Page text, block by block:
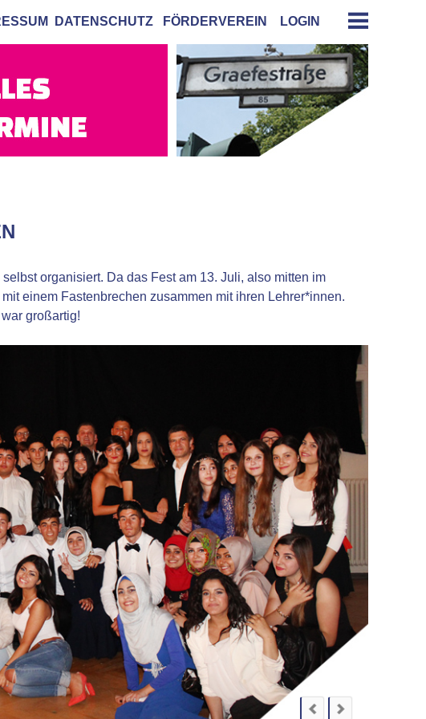
DATENSCHUTZ FÖRDERVEREIN LOGIN
organisiert. Da das Fest am 13. Juli, also mitten im
einem Fastenbrechen zusammen mit ihren Lehrer*innen.
großartig!